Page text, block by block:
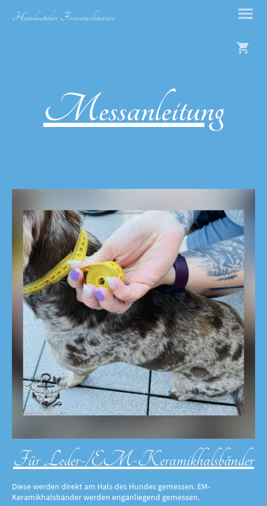
Hundeatelier Friesenschnauze
Messanleitung
Für Leder-/EM-Keramikhalsbänder
Diese werden direkt am Hals des Hundes gemessen. EM-
Keramikhalsbänder werden enganliegend gemessen.